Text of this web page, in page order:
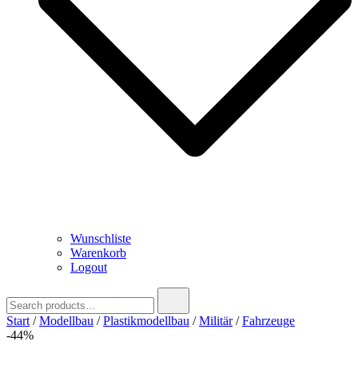
Wunschliste
Warenkorb
Logout
for:
Start /Modellbau /Plastikmodellbau /Militär/Fahrzeuge
-44%